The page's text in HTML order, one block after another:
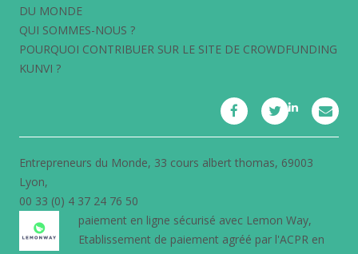
DU MONDE
QUI SOMMES-NOUS ?
POURQUOI CONTRIBUER SUR LE SITE DE CROWDFUNDING
KUNVI ?
Entrepreneurs du Monde, 33 cours albert thomas, 69003
Lyon,
00 33 (0) 4 37 24 76 50
paiement en ligne sécurisé avec Lemon Way,
Etablissement de paiement agréé par l'ACPR en